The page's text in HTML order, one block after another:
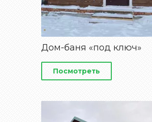
Дом-баня «под ключ»
Посмотреть